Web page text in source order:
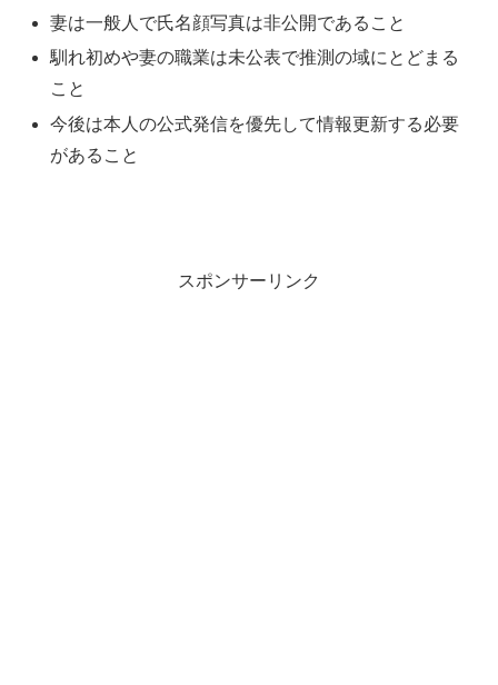
妻は一般人で氏名顔写真は非公開であること
馴れ初めや妻の職業は未公表で推測の域にとどまる
こと
今後は本人の公式発信を優先して情報更新する必要
があること
スポンサーリンク